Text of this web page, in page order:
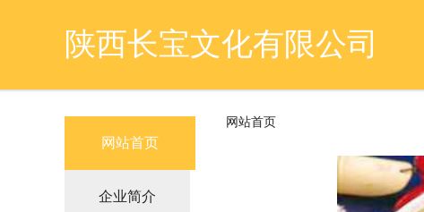
陕西长宝文化有限公司
网站首页
企业简介
网站首页